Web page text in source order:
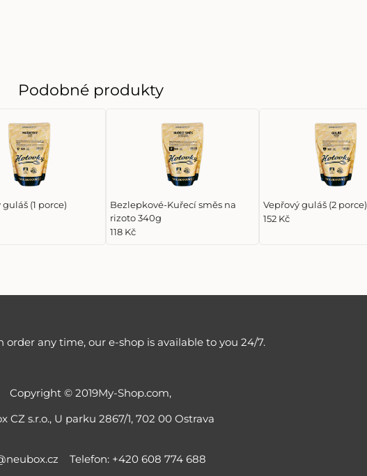
Podobné produkty
(1 porce)
Bezlepkové-Kuřecí směs na
rizoto 340g
118 Kč
Vepřový guláš (2 porce)
152 Kč
order any time, our e-shop is available to you 24/7.
Copyright © 2019My-Shop.com,
CZ s.r.o., U parku 2867/1, 702 00 Ostrava
Telefon: +420 608 774 688